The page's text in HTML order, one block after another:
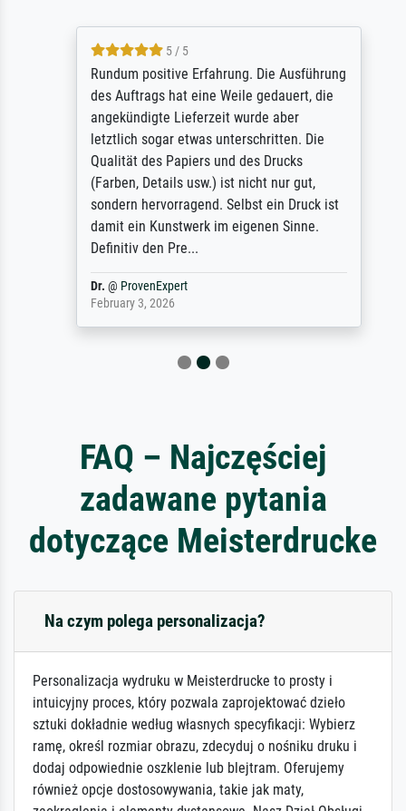
5 / 5
Rundum positive Erfahrung. Die Ausführung
des Auftrags hat eine Weile gedauert, die
angekündigte Lieferzeit wurde aber
letztlich sogar etwas unterschritten. Die
Qualität des Papiers und des Drucks
(Farben, Details usw.) ist nicht nur gut,
sondern hervorragend. Selbst ein Druck ist
damit ein Kunstwerk im eigenen Sinne.
Definitiv den Pre...
@ ProvenExpert
February 3, 2026
FAQ – Najczęściej
zadawane pytania
dotyczące Meisterdrucke
Na czym polega personalizacja?
Personalizacja wydruku w Meisterdrucke to prosty i
intuicyjny proces, który pozwala zaprojektować dzieło
sztuki dokładnie według własnych specyfikacji: Wybierz
ramę, określ rozmiar obrazu, zdecyduj o nośniku druku i
dodaj odpowiednie oszklenie lub blejtram. Oferujemy
również opcje dostosowywania, takie jak maty,